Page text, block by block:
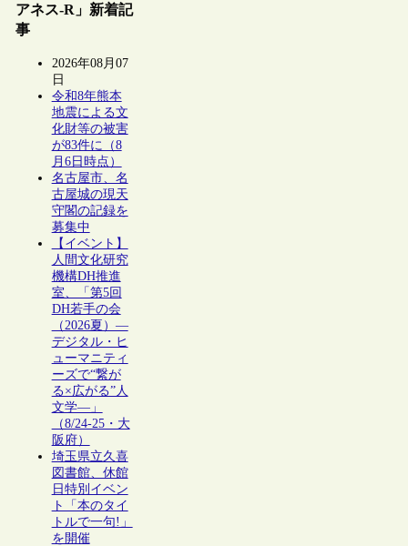
アネス-R」新着記
事
2026年08月07
日
令和8年熊本
地震による文
化財等の被害
が83件に（8
月6日時点）
名古屋市、名
古屋城の現天
守閣の記録を
募集中
【イベント】
人間文化研究
機構DH推進
室、「第5回
DH若手の会
（2026夏）―
デジタル・ヒ
ューマニティ
ーズで“繋が
る×広がる”人
文学―」
（8/24-25・大
阪府）
埼玉県立久喜
図書館、休館
日特別イベン
ト「本のタイ
トルで一句!」
を開催